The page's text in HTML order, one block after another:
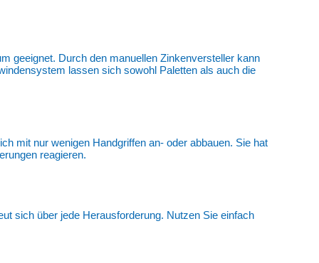
geeignet. Durch den manuellen Zinkenversteller kann
lassen sich sowohl Paletten als auch die
mit nur wenigen Handgriffen an- oder abbauen. Sie hat
reagieren.
sich über jede Herausforderung. Nutzen Sie einfach